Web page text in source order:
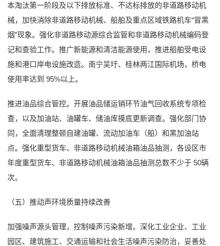
本淘汰第一阶段及以下排放标准、不达标排放的非道路移动机
械，加快消除非道路移动机械、船舶及重点区域铁路机车“冒黑
烟”现象。强化非道路移动源综合监管和非道路移动机械编码登
记和查验工作。推广新能源和清洁能源使用，推进船舶受电设
施和港口岸电设施改造。南宁吴圩、桂林两江国际机场，桥电
使用率达到 95%以上。
推进油品综合管控。开展油品储运销环节油气回收系统专项检
查，以及加油站、油罐车、储油库摸底更新调查。强化部门协
同，全面清理整顿自建油罐、流动加油车（船）和黑加油站
点。强化重型货车、非道路移动机械油箱油品抽测，各设区市
年度重型货车、非道路移动机械油箱油品抽测总数不少于 50辆
次。
（五）推动声环境质量持续改善
加强噪声源头管理，控制噪声污染新增。深化工业企业、工业
园区、建筑施工、交通运输和社会生活噪声污染防治，妥善处